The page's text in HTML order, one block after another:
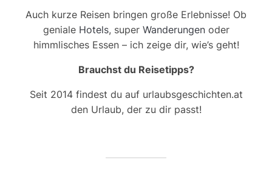
Auch kurze Reisen bringen große Erlebnisse! Ob
geniale Hotels, super Wanderungenoder
himmlisches Essen – ich zeige dir, wie’s geht!
Brauchst du Reisetipps?
Seit 2014 findest du auf urlaubsgeschichten.at
den Urlaub, der zu dir passt!